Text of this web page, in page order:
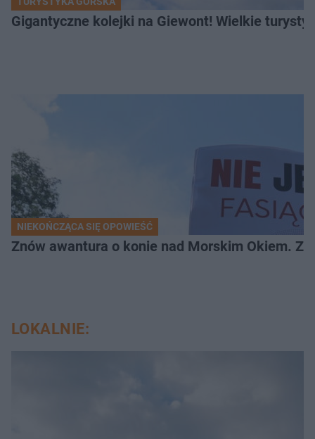
Gigantyczne kolejki na Giewont! Wielkie
NIEKOŃCZĄCA SIĘ OPOWIEŚĆ
Znów awantura o konie nad Morskim Okiem.
LOKALNIE: